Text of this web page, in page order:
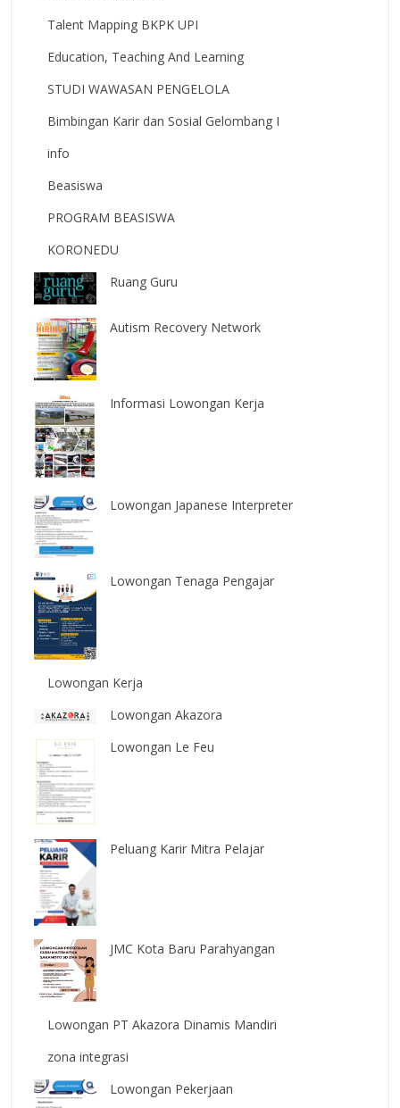
Talent Mapping BKPK UPI
Education, Teaching And Learning
STUDI WAWASAN PENGELOLA
Bimbingan Karir dan Sosial Gelombang I
info
Beasiswa
PROGRAM BEASISWA
KORONEDU
Ruang Guru
Autism Recovery Network
Informasi Lowongan Kerja
Lowongan Japanese Interpreter
Lowongan Tenaga Pengajar
Lowongan Kerja
Lowongan Akazora
Lowongan Le Feu
Peluang Karir Mitra Pelajar
JMC Kota Baru Parahyangan
Lowongan PT Akazora Dinamis Mandiri
zona integrasi
Lowongan Pekerjaan